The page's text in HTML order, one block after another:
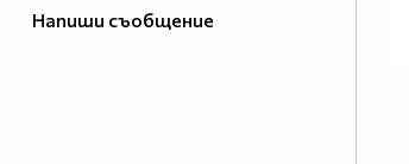
Напиши съобщение